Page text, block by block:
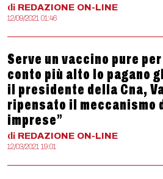
di REDAZIONE ON-LINE
12/09/2021 01:46
Serve un vaccino pure
conto più alto lo pagano
il presidente della Cna,
ripensato il meccanismo
imprese”
di REDAZIONE ON-LINE
12/03/2021 19:01